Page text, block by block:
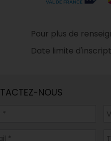
Pour plus de
Date limite
NOUS